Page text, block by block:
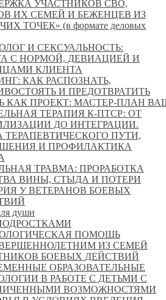
УЧАСТНИКОВ СВО,
ИХ СЕМЕЙ И БЕЖЕНЦЕВ ИЗ
ТОЧЕК» (в формате деловых
И СЕКСУАЛЬНОСТЬ:
С НОРМОЙ, ДЕВИАЦИЕЙ И
КЛИЕНТА
КАК РАСПОЗНАТЬ,
И ПРЕДОТВРАТИТЬ
КАК ПРОЕКТ: МАСТЕР‑ПЛАН
ТЕРАПИЯ К-ПТСР: ОТ
ДО ИНТЕГРАЦИИ.
ТЕРАПЕВТИЧЕСКОГО ПУТИ,
И ПРОФИЛАКТИКА
ТРАВМА: ПРОРАБОТКА
ВИНЫ, СТЫДА И ПОТЕРИ
У ВЕТЕРАНОВ БОЕВЫХ
души
ПОМОЩЬ
ИЗ СЕМЕЙ
БОЕВЫХ ДЕЙСТВИЙ
ОБРАЗОВАТЕЛЬНЫЕ
В РАБОТЕ С ДЕТЬМИ С
ВОЗМОЖНОСТЯМИ